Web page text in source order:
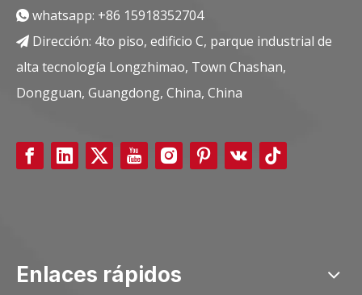
 whatsapp: +86 15918352704
 Dirección: 4to piso, edificio C, parque industrial de
alta tecnología Longzhimao, Town Chashan,
Dongguan, Guangdong, China, China
Enlaces rápidos